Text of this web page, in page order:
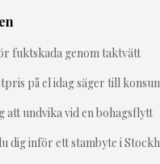
fuktskada genom taktvätt
på el idag säger till
att undvika vid en bohagsflytt
dig inför ett stambyte i